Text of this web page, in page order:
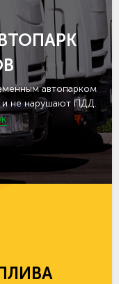
автопарком
и не нарушают ПДД.